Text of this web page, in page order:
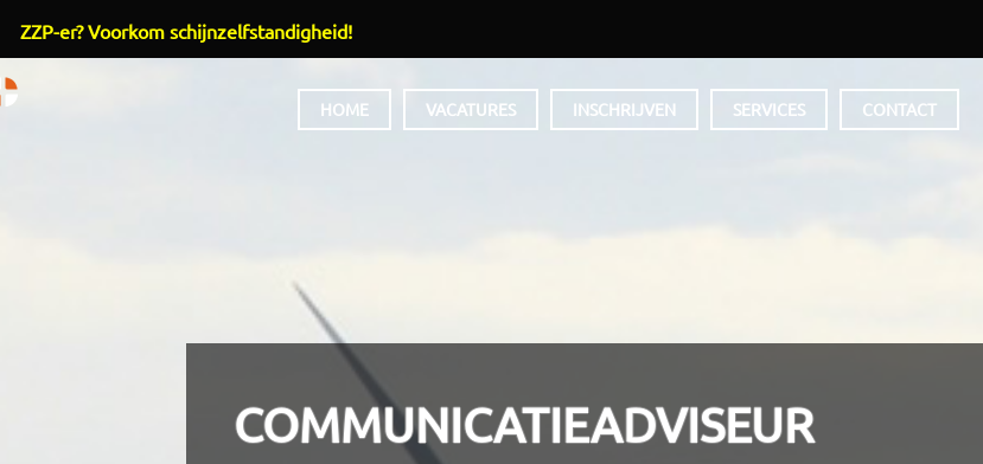
HOME VACATURES INSCHRIJVEN SERVICES CONTACT
COMMUNICATIEADVISEUR
ZZP-er? Voorkom schijnzelfstandigheid!